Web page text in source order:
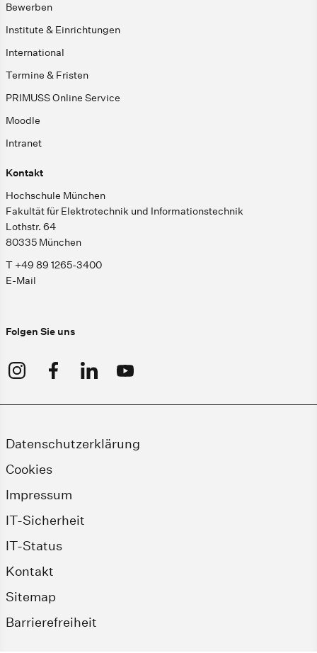
Bewerben
Institute & Einrichtungen
International
Termine & Fristen
PRIMUSS Online Service
Moodle
Intranet
Kontakt
Hochschule München
Fakultät für Elektrotechnik und Informationstechnik
Lothstr. 64
80335 München
T +49 89 1265-3400
E-Mail
Folgen Sie uns
Datenschutzerklärung
Cookies
Impressum
IT-Sicherheit
IT-Status
Kontakt
Sitemap
Barrierefreiheit